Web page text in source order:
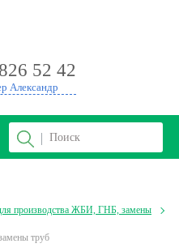
52 42
Александр
производства ЖБИ, ГНБ, замены
труб